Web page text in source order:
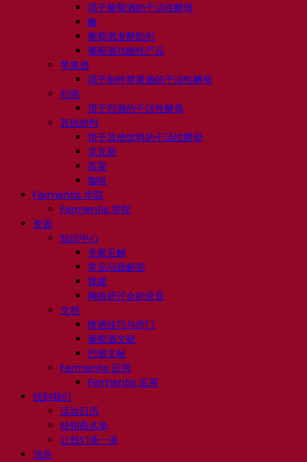
用于葡萄酒的干活性酵母
酶
葡萄酒发酵助剂
葡萄酒功能性产品
苹果酒
用于制作苹果酒的干活性酵母
烈酒
用于烈酒的干活性酵母
其他饮料
用于其他饮料的干活性酵母
克瓦斯
高粱
咖啡
Fermentis 学院
Fermentis 学院
资源
知识中心
专家见解
常见问题解答
视频
网络研讨会的录音
文档
啤酒技巧与窍门
葡萄酒文献
烈酒文献
Fermentis 应用
Fermentis 应用
找到我们
活动日历
经销商名单
让我们谈一谈
消息